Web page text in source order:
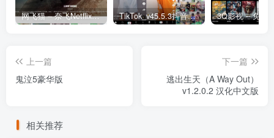
网飞猫 – 奈飞Netflix免费看 TikTok_v45.5.3抖音国际版_免拔卡解锁全球版
上一篇
鬼泣5豪华版
下一篇
逃出生天（A Way Out）
v1.2.0.2 汉化中文版
相关推荐